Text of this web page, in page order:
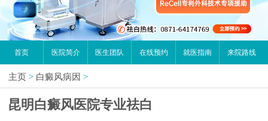
首页 医院简介 医生团队 在线预约 就医指南 来院路线
主页 > 白癜风病因 >
昆明白癜风医院专业祛白